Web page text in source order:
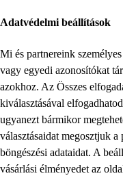
Adatvédelmi beállítások
Mi és partnereink
vagy egyedi azonosítókat
azokhoz. Az Összes
kiválasztásával
ugyanezt bármikor
választásaidat megosztjuk
böngészési adataidat. A
vásárlási élményedet az